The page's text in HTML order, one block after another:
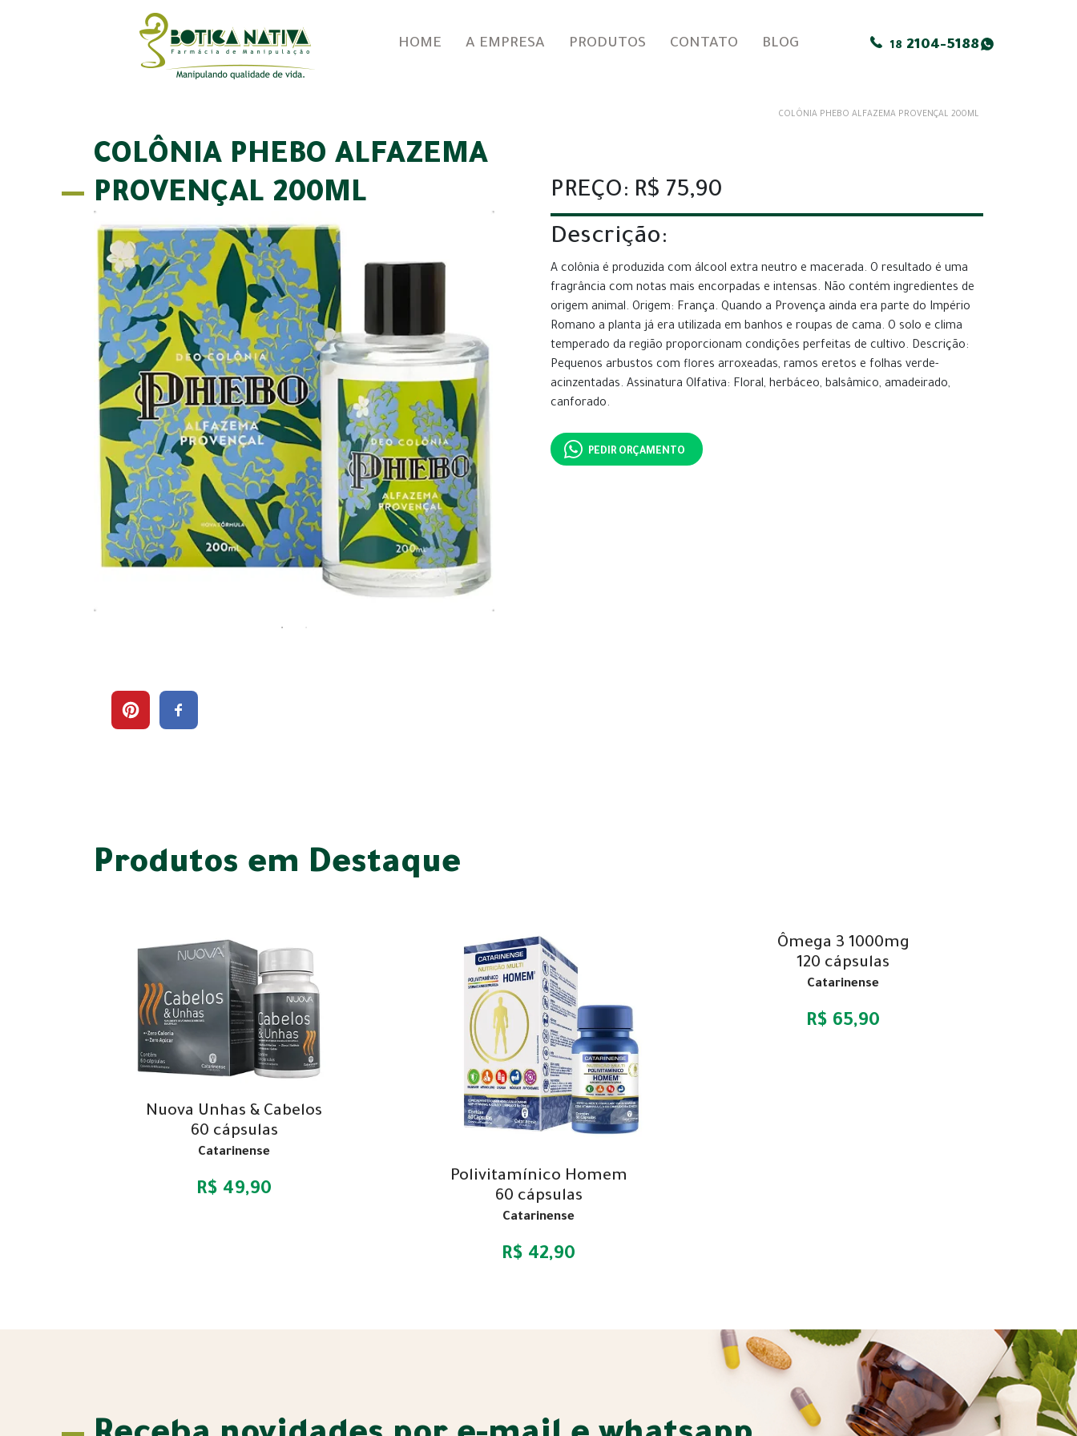
HOME A EMPRESA PRODUTOS CONTATO BLOG 18 2104-5188
COLÔNIA PHEBO ALFAZEMA PROVENÇAL 200ML
COLÔNIA PHEBO ALFAZEMA
PROVENÇAL 200ML
PREÇO: R$ 75,90
Descrição:
A colônia é produzida com álcool extra neutro e macerada. O resultado é uma
fragrância com notas mais encorpadas e intensas. Não contém ingredientes de
origem animal. Origem: França. Quando a Provença ainda era parte do Império
Romano a planta já era utilizada em banhos e roupas de cama. O solo e clima
temperado da região proporcionam condições perfeitas de cultivo. Descrição:
Pequenos arbustos com flores arroxeadas, ramos eretos e folhas verde-
acinzentadas. Assinatura Olfativa: Floral, herbáceo, balsâmico, amadeirado,
canforado.
PEDIR ORÇAMENTO
Produtos em Destaque
Nuova Unhas & Cabelos
60 cápsulas
Catarinense
R$ 49,90
Polivitamínico Homem
60 cápsulas
Catarinense
R$ 42,90
Ômega 3 1000mg
120 cápsulas
Catarinense
R$ 65,90